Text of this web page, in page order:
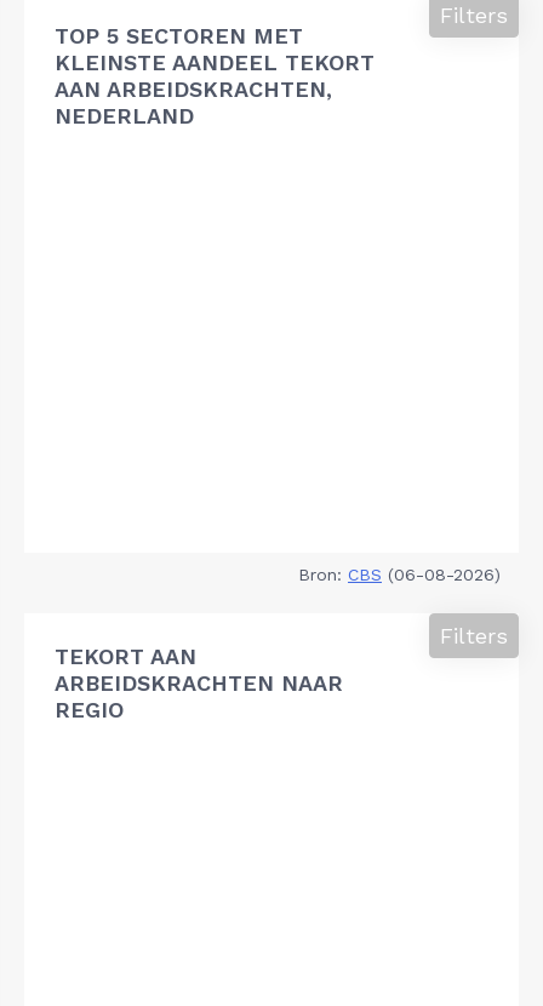
TOP 5 SECTOREN MET
KLEINSTE AANDEEL TEKORT
AAN ARBEIDSKRACHTEN,
NEDERLAND
Filters
Bron: CBS (06-08-2026)
TEKORT AAN
ARBEIDSKRACHTEN NAAR
REGIO
Filters